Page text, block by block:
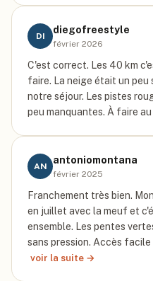
DI
diegofreestyle
février 2026
C'est correct. Les 40 km
faire. La neige était un peu
notre séjour. Les pistes
peu manquantes. À faire
AN
antoniomontana
février 2025
Franchement très bien.
en juillet avec la meuf et
ensemble. Les pentes
sans pression. Accès
voir la suite →